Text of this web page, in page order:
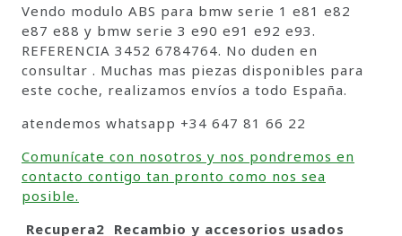
Vendo modulo ABS para bmw serie 1 e81 e82
e87 e88 y bmw serie 3 e90 e91 e92 e93.
REFERENCIA 3452 6784764. No duden en
consultar . Muchas mas piezas disponibles para
este coche, realizamos envíos a todo España.
atendemos whatsapp +34 647 81 66 22
Comunícate con nosotros y nos pondremos en
contacto contigo tan pronto como nos sea
posible.
Recupera2 Recambio y accesorios usados